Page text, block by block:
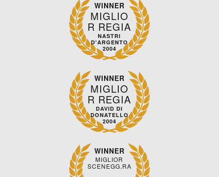
WINNER
MIGLIO
R REGIA
NASTRI
D'ARGENTO
2004
WINNER
MIGLIO
R REGIA
DAVID DI
DONATELLO
2004
WINNER
MIGLIOR
SCENEGG.RA